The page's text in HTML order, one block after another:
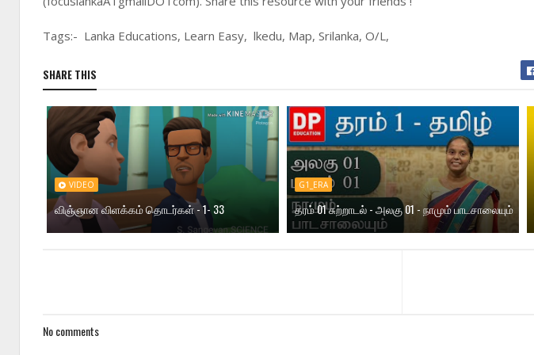
Tags:- Lanka Educations, Learn Easy, lkedu, Map, Srilanka, O/L,
SHARE THIS
VIDEO
விஞ்ஞான விளக்கம் தொடர்கள் - 1- 33
G1_ERA
தரம் 01 சுற்றாடல் - அலகு 01 - நாமும் பாடசாலையும்
No comments